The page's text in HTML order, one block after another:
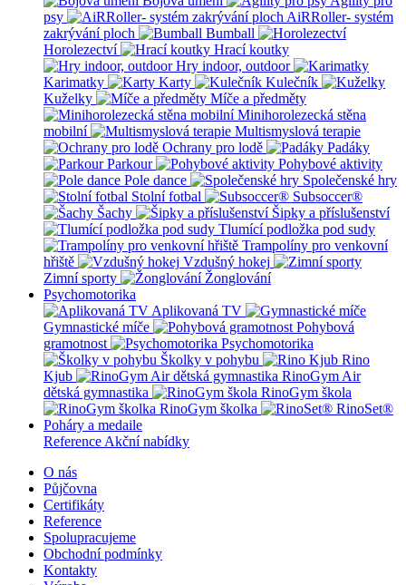
psy
AiRRoller- systém
zakrývání ploch
Bumball
Horolezectví
Hrací koutky
Hry indoor, outdoor
Karimatky
Karty
Kulečník
Kuželky
Míče a předměty
Minihorolezecká stěna
mobilní
Multismyslová terapie
Ochrany pro lodě
Padáky
Parkour
Pohybové aktivity
Pole dance
Společenské hry
Stolní fotbal
Subsoccer®
Šachy
Šipky a příslušenství
Tlumící podložka pod sudy
Trampolíny pro venkovní
hřiště
Vzdušný hokej
Zimní sporty
Žonglování
Psychomotorika
Aplikovaná TV
Gymnastické míče
Pohybová
gramotnost
Psychomotorika
Školky v pohybu
Rino
Kjub
RinoGym Air
dětská gymnastika
RinoGym škola
RinoGym školka
RinoSet®
Poháry a medaile
Reference Akční nabídky
O nás
Půjčovna
Certifikáty
Reference
Spolupracujeme
Obchodní podmínky
Kontakty